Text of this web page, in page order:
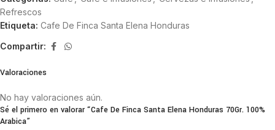
Refrescos
Etiqueta: Cafe De Finca Santa Elena Honduras
Compartir:
Valoraciones
No hay valoraciones aún.
Sé el primero en valorar “Cafe De Finca Santa Elena Honduras 70Gr. 100%
Arabica”